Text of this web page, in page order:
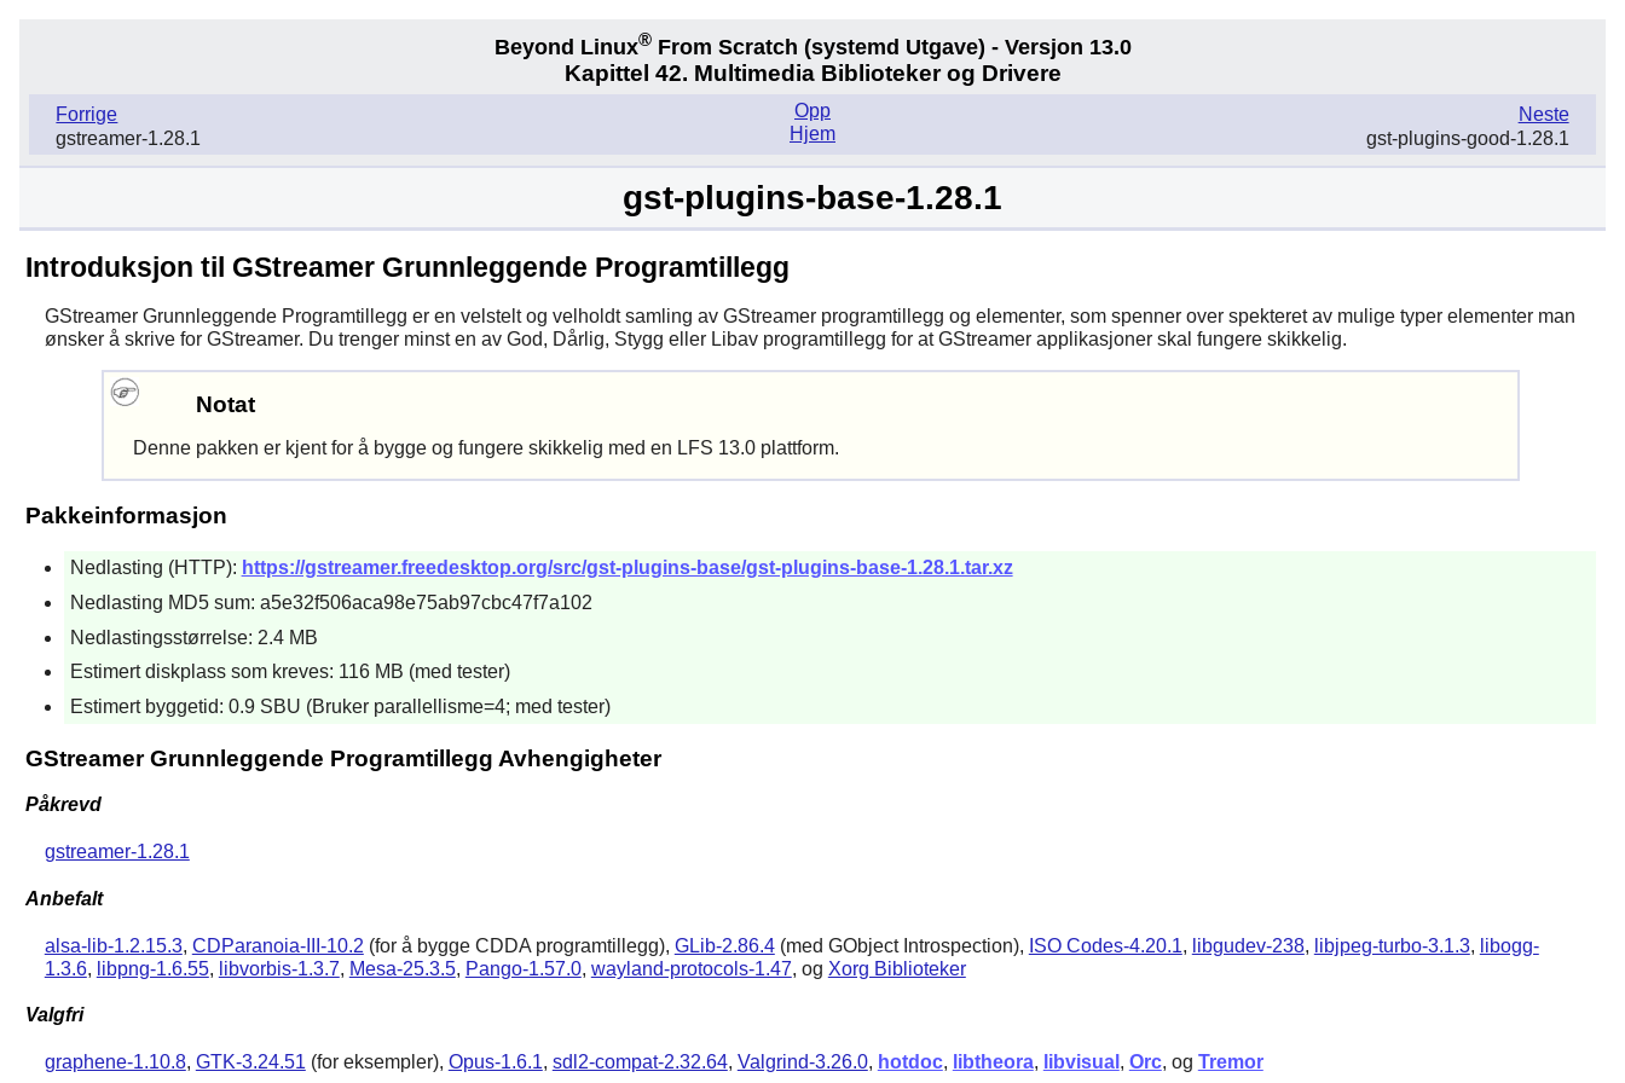
Beyond Linux®From Scratch (systemd Utgave) - Versjon 13.0
Kapittel 42. Multimedia Biblioteker og Drivere
Forrige
gstreamer-1.28.1
Neste
gst-plugins-good-1.28.1
Opp
Hjem
gst-plugins-base-1.28.1
Introduksjon til GStreamer Grunnleggende Programtillegg
GStreamer Grunnleggende Programtillegg er en velstelt og velholdt samling av GStreamerprogramtillegg og elementer, som spenner over spekteret av mulige typer elementer man
ønsker å skrive for GStreamer. Du trenger minst en av God, Dårlig, Stygg eller Libav programtillegg for atGStreamerapplikasjoner skal fungere skikkelig.
Notat
Denne pakken er kjent for å bygge og fungere skikkelig med en LFS 13.0 plattform.
Pakkeinformasjon
Nedlasting (HTTP): https://gstreamer.freedesktop.org/src/gst-plugins-base/gst-plugins-base-1.28.1.tar.xz
Nedlasting MD5 sum: a5e32f506aca98e75ab97cbc47f7a102
Nedlastingsstørrelse: 2.4 MB
Estimert diskplass som kreves: 116 MB (med tester)
Estimert byggetid: 0.9 SBU (Bruker parallellisme=4; med tester)
GStreamer Grunnleggende Programtillegg Avhengigheter
Påkrevd
gstreamer-1.28.1
Anbefalt
alsa-lib-1.2.15.3, CDParanoia-III-10.2 (for å bygge CDDA programtillegg), GLib-2.86.4(med GObject Introspection), ISO Codes-4.20.1, libgudev-238, libjpeg-turbo-3.1.3, libogg-
1.3.6, libpng-1.6.55, libvorbis-1.3.7, Mesa-25.3.5, Pango-1.57.0, wayland-protocols-1.47, og Xorg Biblioteker
Valgfri
graphene-1.10.8, GTK-3.24.51 (for eksempler), Opus-1.6.1, sdl2-compat-2.32.64, Valgrind-3.26.0, hotdoc, libtheora, libvisual , Orc, og Tremor